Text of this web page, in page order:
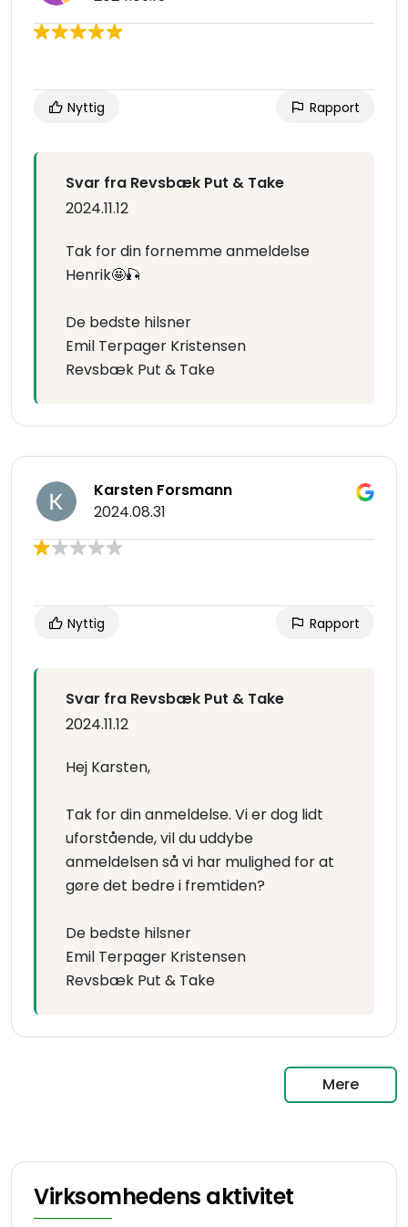
Nyttig Rapport
Svar fra Revsbæk Put & Take
2024.11.12
Tak for din fornemme anmeldelse
Henrik🤩🎣
De bedste hilsner
Emil Terpager Kristensen
Revsbæk Put & Take
Karsten Forsmann
2024.08.31
Nyttig Rapport
Svar fra Revsbæk Put & Take
2024.11.12
Hej Karsten,
Tak for din anmeldelse. Vi er dog lidt
uforstående, vil du uddybe
anmeldelsen så vi har mulighed for at
gøre det bedre i fremtiden?
De bedste hilsner
Emil Terpager Kristensen
Revsbæk Put & Take
Mere
Virksomhedens aktivitet